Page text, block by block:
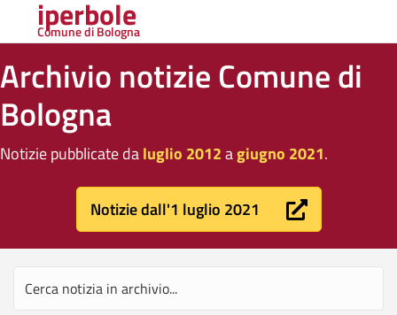
iperbole
Comune di Bologna
Archivio notizie Comune di
Bologna
Notizie pubblicate daluglio 2012agiugno 2021.
Notizie dall'1 luglio 2021